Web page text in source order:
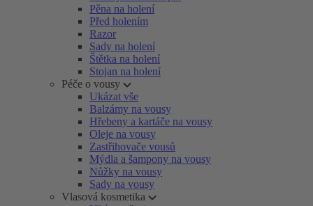
Pěna na holení
Před holením
Razor
Sady na holení
Štětka na holení
Stojan na holení
Péče o vousy
Ukázat vše
Balzámy na vousy
Hřebeny a kartáče na vousy
Oleje na vousy
Zastřihovače vousů
Mýdla a šampony na vousy
Nůžky na vousy
Sady na vousy
Vlasová kosmetika